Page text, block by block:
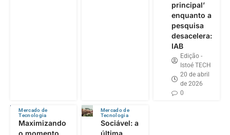
principal’
enquanto a
pesquisa
desacelera:
IAB
Edição -
Istoé TECH
20 de abril
de 2026
0
Mercado de
Tecnologia
Maximizando
Mercado de
Tecnologia
Sociável: a